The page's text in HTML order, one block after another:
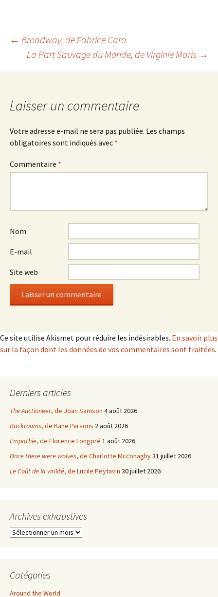
Navigation
des
articles
← Broadway, de Fabrice Caro
La Part Sauvage du Monde, de Virginie Maris →
Laisser un commentaire
Votre adresse e-mail ne sera pas publiée. Les champs
obligatoires sont indiqués avec *
Commentaire *
Nom
E-mail
Site web
Ce site utilise Akismet pour réduire les indésirables. En savoir plus
sur la façon dont les données de vos commentaires sont traitées.
Derniers articles
The Auctioneer, de Joan Samson 4 août 2026
Backrooms, de Kane Parsons 2 août 2026
Empathie, de Florence Longpré 1 août 2026
Once there were wolves, de Charlotte Mcconaghy31 juillet 2026
Le Coût de la virilité, de Lucile Peytavin 30 juillet 2026
Archives exhaustives
Archives
Catégories
Around the World